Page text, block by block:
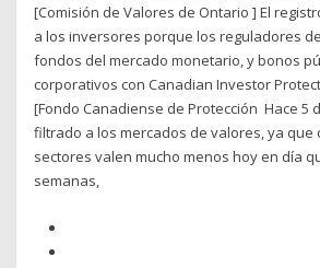
[Comisión de Valores de Ontario ] El
a los inversores porque los reguladores
fondos del mercado monetario, y bonos
corporativos con Canadian Investor
[Fondo Canadiense de Protección Hace 5
filtrado a los mercados de valores, ya que
sectores valen mucho menos hoy en día
semanas,